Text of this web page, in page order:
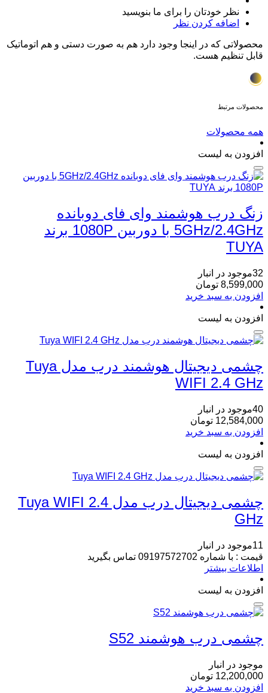
نظر خودتان را برای ما بنویسید
اضافه کردن نظر
محصولاتی که در اینجا وجود دارد هم به صورت دستی و هم اتوماتیک
قابل تنظیم هست.
محصولات مرتبط
همه محصولات
افزودن به لیست
زنگ درب هوشمند وای‌ فای دوبانده
5GHz/2.4GHz با دوربین 1080P برند
TUYA
32موجود در انبار
8,599,000 تومان
افزودن به سبد خرید
افزودن به لیست
چشمی دیجیتال هوشمند درب مدل Tuya
WIFI 2.4 GHz
40موجود در انبار
12,584,000 تومان
افزودن به سبد خرید
افزودن به لیست
چشمی دیجیتال درب مدل Tuya WIFI 2.4
GHz
11موجود در انبار
قیمت : با شماره 09197572702 تماس بگیرید
اطلاعات بیشتر
افزودن به لیست
چشمی درب هوشمند S52
موجود در انبار
12,200,000 تومان
افزودن به سبد خرید